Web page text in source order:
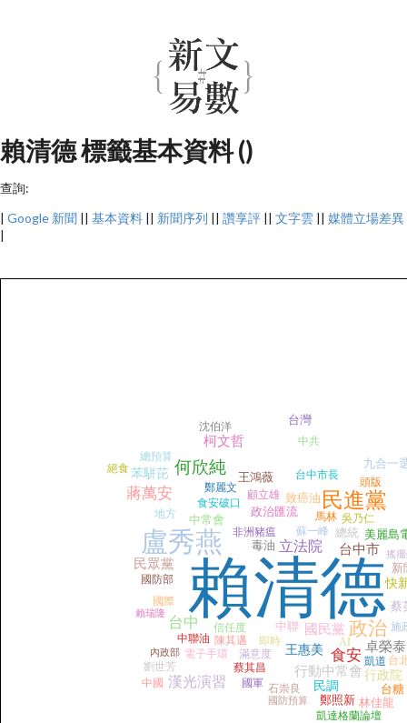
賴清德 標籤基本資料 ()
查詢:
| Google 新聞 || 基本資料 || 新聞序列 || 讚享評 || 文字雲 || 媒體立場差異
|
賴清德
盧秀燕
民進黨
政治
何欣純
台中
食安
蔣萬安
立法院
漢光演習
台中市
民眾黨
柯文哲
國民黨
卓榮泰
行動中常會
快
行政院
民調
苯駢芘
王惠美
九合一
台糖
致癌油
美麗島
中常會
鄭照新 林佳龍
台灣
蔡
王鴻薇
新
政治匯流
中聯
毒油
總統
吳乃仁
即時
台中市長
總預算
凱道
蘇一峰
頭版
國際
凱達格蘭論壇
信任度
蔡其昌
陳其邁
非洲豬瘟
滿意度
國防部
石崇良
顧立雄
電子手環
沈伯洋
劉世芳
絕食
AI
食安破口
地方
鄭麗文
施
馬林
台
中共
中聯油
中國 國軍
搖
內政部
國防預算
賴瑞隆